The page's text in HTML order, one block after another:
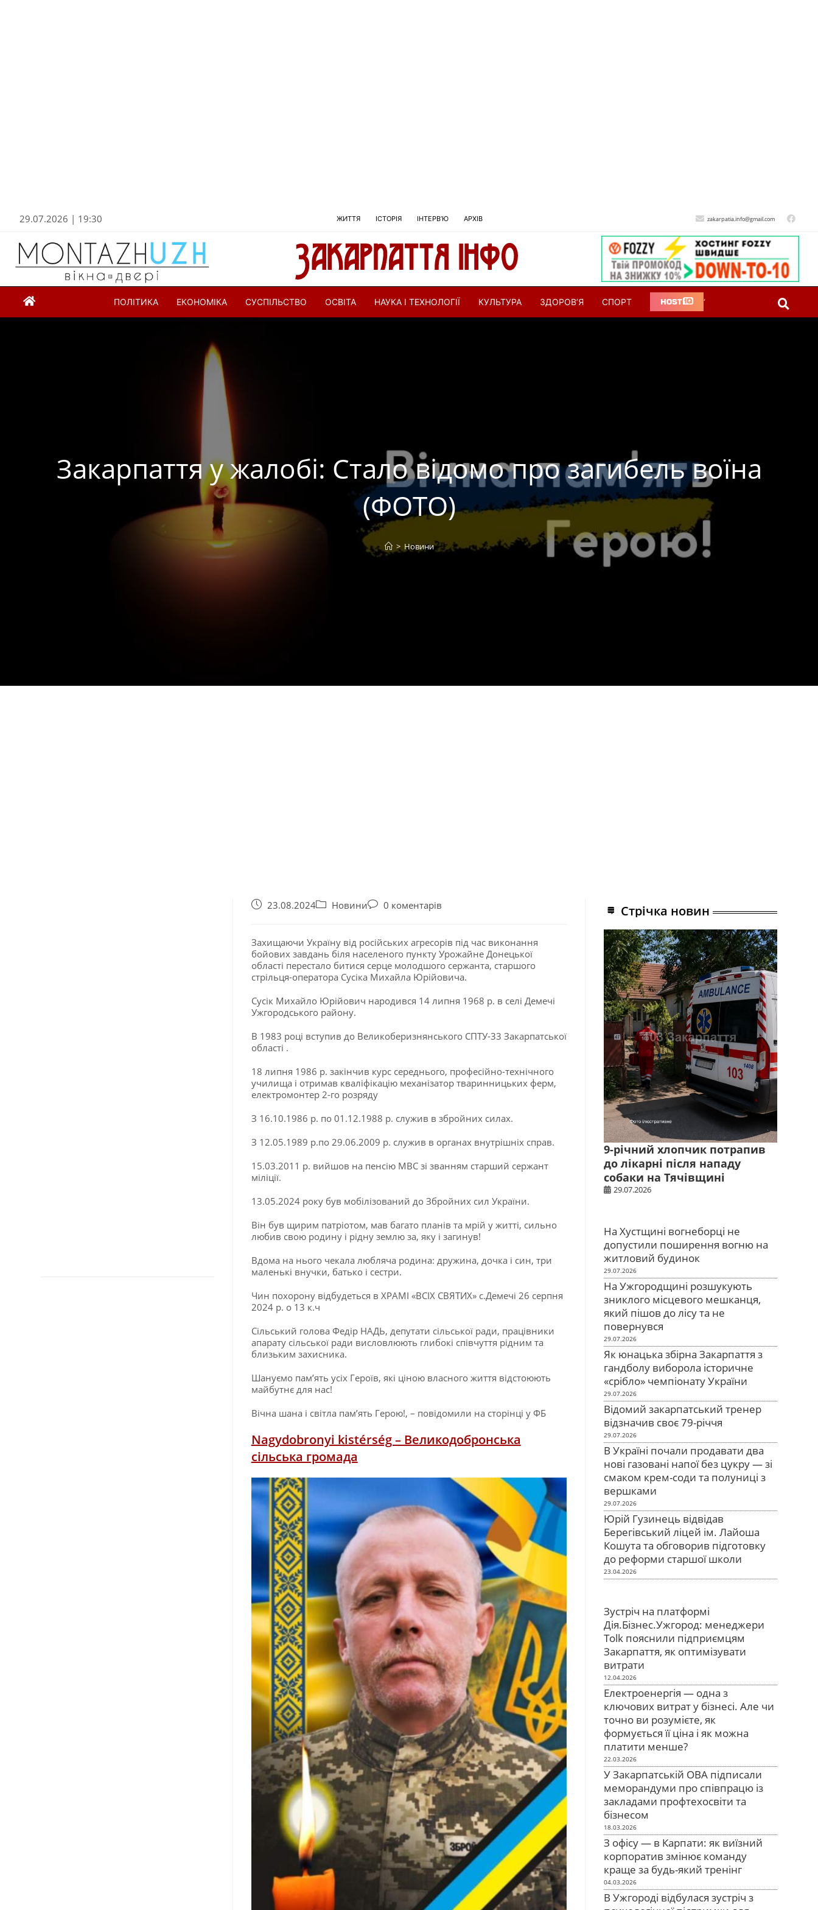
29.07.2026 | 19:30 ЖИТТЯ ІСТОРІЯ ІНТЕРВ’Ю АРХІВ zakarpatia.info@gmail.com
ПОЛІТИКА ЕКОНОМІКА СУСПІЛЬСТВО ОСВІТА НАУКА І ТЕХНОЛОГІЇ КУЛЬТУРА ЗДОРОВ’Я СПОРТ ‘
Закарпаття у жалобі: Стало відомо про загибель воїна
(ФОТО)
> Новини
23.08.2024 Новини 0 коментарів
Захищаючи Україну від російських агресорів під час виконання
бойових завдань біля населеного пункту Урожайне Донецької
області перестало битися серце молодшого сержанта, старшого
стрільця-оператора Сусіка Михайла Юрійовича.
Сусік Михайло Юрійович народився 14 липня 1968 р. в селі Демечі
Ужгородського району.
В 1983 році вступив до Великоберизнянського СПТУ-33 Закарпатської
області .
18 липня 1986 р. закінчив курс середнього, професійно-технічного
училища і отримав кваліфікацію механізатор тваринницьких ферм,
електромонтер 2-го розряду
З 16.10.1986 р. по 01.12.1988 р. служив в збройних силах.
З 12.05.1989 р.по 29.06.2009 р. служив в органах внутрішніх справ.
15.03.2011 р. вийшов на пенсію МВС зі званням старший сержант
міліції.
13.05.2024 року був мобілізований до Збройних сил України.
Він був щирим патріотом, мав багато планів та мрій у житті, сильно
любив свою родину і рідну землю за, яку і загинув!
Вдома на нього чекала любляча родина: дружина, дочка і син, три
маленькі внучки, батько і сестри.
Чин похорону відбудеться в ХРАМІ «ВСІХ СВЯТИХ» с.Демечі 26 серпня
2024 р. о 13 к.ч
Сільський голова Федір НАДЬ, депутати сільської ради, працівники
апарату сільської ради висловлюють глибокі співчуття рідним та
близьким захисника.
Шануємо пам’ять усіх Героїв, які ціною власного життя відстоюють
майбутнє для нас!
Вічна шана і світла пам’ять Герою!, – повідомили на сторінці у ФБ
Nagydobronyi kistérség – Великодобронська
сільська громада
Стрічка новин
9-річний хлопчик потрапив
до лікарні після нападу
собаки на Тячівщині
29.07.2026
На Хустщині вогнеборці не
допустили поширення вогню на
житловий будинок
29.07.2026
На Ужгородщині розшукують
зниклого місцевого мешканця,
який пішов до лісу та не
повернувся
29.07.2026
Як юнацька збірна Закарпаття з
гандболу виборола історичне
«срібло» чемпіонату України
29.07.2026
Відомий закарпатський тренер
відзначив своє 79-річчя
29.07.2026
В Україні почали продавати два
нові газовані напої без цукру — зі
смаком крем-соди та полуниці з
вершками
29.07.2026
Юрій Гузинець відвідав
Берегівський ліцей ім. Лайоша
Кошута та обговорив підготовку
до реформи старшої школи
23.04.2026
Зустріч на платформі
Дія.Бізнес.Ужгород: менеджери
Tolk пояснили підприємцям
Закарпаття, як оптимізувати
витрати
12.04.2026
Електроенергія — одна з
ключових витрат у бізнесі. Але чи
точно ви розумієте, як
формується її ціна і як можна
платити менше?
22.03.2026
У Закарпатській ОВА підписали
меморандуми про співпрацю із
закладами профтехосвіти та
бізнесом
18.03.2026
З офісу — в Карпати: як виїзний
корпоратив змінює команду
краще за будь-який тренінг
04.03.2026
В Ужгороді відбулася зустріч з